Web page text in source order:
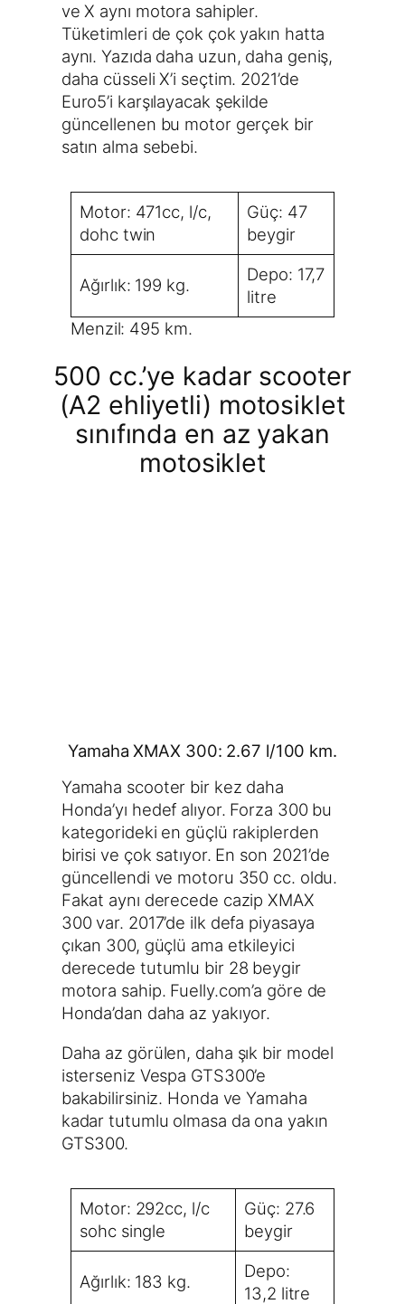
ve X aynı motora sahipler.
Tüketimleri de çok çok yakın hatta
aynı. Yazıda daha uzun, daha geniş,
daha cüsseli X’i seçtim. 2021’de
Euro5’i karşılayacak şekilde
güncellenen bu motor gerçek bir
satın alma sebebi.
Motor: 471cc, l/c,
dohc twin
Güç: 47
beygir
Ağırlık: 199 kg.
Depo: 17,7
litre
Menzil: 495 km.
500 cc.’ye kadar scooter
(A2 ehliyetli) motosiklet
sınıfında en az yakan
motosiklet
Yamaha XMAX 300: 2.67 l/100 km.
Yamaha scooter bir kez daha
Honda’yı hedef alıyor. Forza 300 bu
kategorideki en güçlü rakiplerden
birisi ve çok satıyor. En son 2021’de
güncellendi ve motoru 350 cc. oldu.
Fakat aynı derecede cazip XMAX
300 var. 2017’de ilk defa piyasaya
çıkan 300, güçlü ama etkileyici
derecede tutumlu bir 28 beygir
motora sahip. Fuelly.com’a göre de ​​
Honda’dan daha az yakıyor.
Daha az görülen, daha şık bir model
isterseniz Vespa GTS300’e
bakabilirsiniz. Honda ve Yamaha
kadar tutumlu olmasa da ona yakın
GTS300.
Motor: 292cc, l/c
sohc single
Güç: 27.6
beygir
Ağırlık: 183 kg.
Depo:
13,2 litre